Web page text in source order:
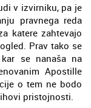
v izvirniku, pa je
pravnega reda
katere zahtevajo
Prav tako se
se nanaša na
Apostille
o tem ne bodo
pristojnosti.